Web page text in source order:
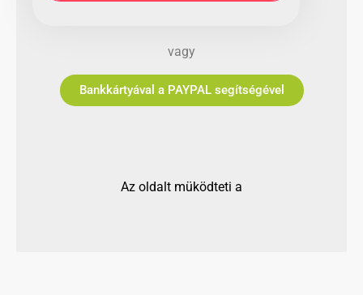
vagy
Bankkártyával a PAYPAL segítségével
Az oldalt müködteti a